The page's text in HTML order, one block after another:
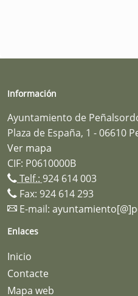
Información
Ayuntamiento de
Plaza de España, 1 - 06610
Ver mapa
CIF: P0610000B
Telf.: 924 614 003
Fax: 924 614 293
E-mail:
Enlaces
Inicio
Contacte
Mapa web